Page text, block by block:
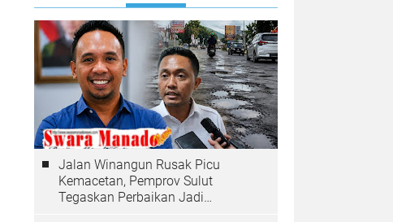
Jalan Winangun Rusak Picu
Kemacetan, Pemprov Sulut
Tegaskan Perbaikan Jadi